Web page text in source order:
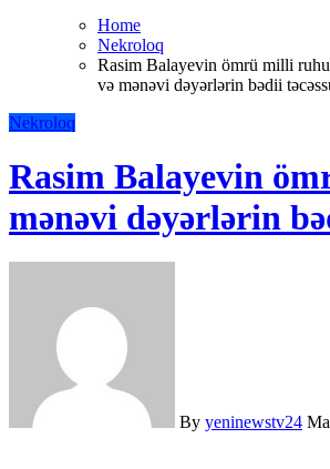
Home
Nekroloq
Rasim Balayevin ömrü milli
və mənəvi dəyərlərin bədii
Nekroloq
Rasim Balayevin
mənəvi dəyərlərin
By yeninewstv24